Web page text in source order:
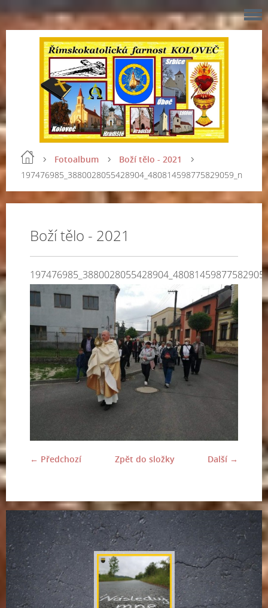
Fotoalbum
Boží tělo - 2021
197476985_3880028055428904_480814598775829059_n
Boží tělo - 2021
← Předchozí Další →
Zpět do složky